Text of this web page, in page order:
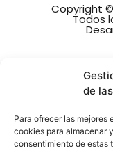
de
Para ofrecer las mejores
cookies para almacenar
consentimiento de estas
Copyright ©
Todos
Ha
Orden de 27
concesión
actualizar